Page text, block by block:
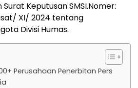
Keputusan SMSI.Nomer:
XI/ 2024 tentang
Divisi Humas.
Perusahaan Penerbitan Pers